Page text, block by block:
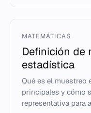
MATEMÁTICAS
Definición de
estadística
Qué es el
principales y cómo
representativa para